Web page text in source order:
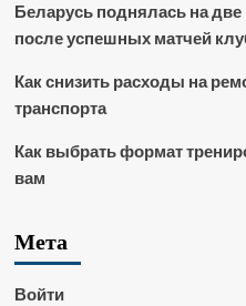
Беларусь поднялась на
после успешных матчей
Как снизить расходы на
транспорта
Как выбрать формат
вам
Мета
Войти